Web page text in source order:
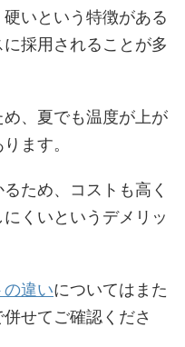
いという特徴がある
採用されることが多
、夏でも温度が上が
ます。
ため、コストも高く
くいというデメリッ
違いについてはまた
せてご確認くださ